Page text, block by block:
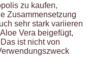
zu kaufen,
Zusammensetzung
sehr stark variieren
Vera beigefügt,
ist nicht von